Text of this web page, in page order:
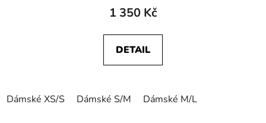
1 350 Kč
DETAIL
Dámské XS/S Dámské S/M Dámské M/L